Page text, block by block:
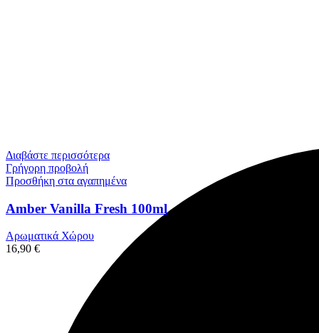
Διαβάστε περισσότερα
Γρήγορη προβολή
Προσθήκη στα αγαπημένα
Amber Vanilla Fresh 100ml
Αρωματικά Χώρου
16,90 €